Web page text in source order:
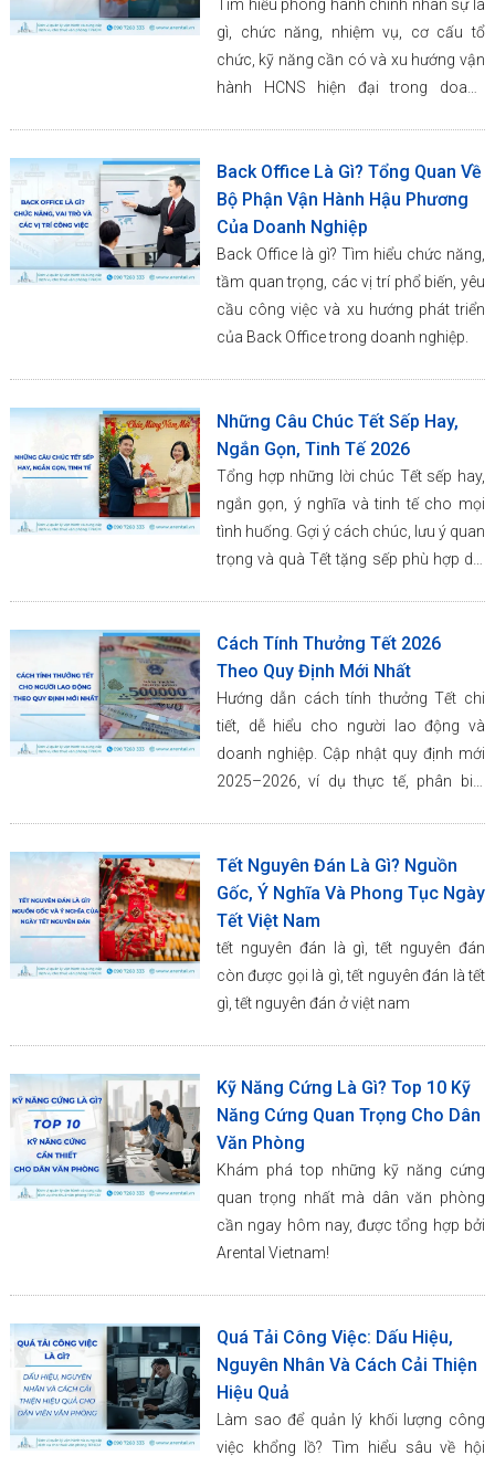
Tìm hiểu phòng hành chính nhân sự là
gì, chức năng, nhiệm vụ, cơ cấu tổ
chức, kỹ năng cần có và xu hướng vận
hành HCNS hiện đại trong doanh
Back Office Là Gì? Tổng Quan Về
Bộ Phận Vận Hành Hậu Phương
Của Doanh Nghiệp
Back Office là gì? Tìm hiểu chức năng,
tầm quan trọng, các vị trí phổ biến, yêu
cầu công việc và xu hướng phát triển
của Back Office trong doanh nghiệp.
Những Câu Chúc Tết Sếp Hay,
Ngắn Gọn, Tinh Tế 2026
Tổng hợp những lời chúc Tết sếp hay,
ngắn gọn, ý nghĩa và tinh tế cho mọi
tình huống. Gợi ý cách chúc, lưu ý quan
trọng và quà Tết tặng sếp phù hợp dịp
Cách Tính Thưởng Tết 2026
Theo Quy Định Mới Nhất
Hướng dẫn cách tính thưởng Tết chi
tiết, dễ hiểu cho người lao động và
doanh nghiệp. Cập nhật quy định mới
2025–2026, ví dụ thực tế, phân biệt
Tết Nguyên Đán Là Gì? Nguồn
Gốc, Ý Nghĩa Và Phong Tục Ngày
Tết Việt Nam
tết nguyên đán là gì, tết nguyên đán
còn được gọi là gì, tết nguyên đán là tết
gì, tết nguyên đán ở việt nam
Kỹ Năng Cứng Là Gì? Top 10 Kỹ
Năng Cứng Quan Trọng Cho Dân
Văn Phòng
Khám phá top những kỹ năng cứng
quan trọng nhất mà dân văn phòng
cần ngay hôm nay, được tổng hợp bởi
Arental Vietnam!
Quá Tải Công Việc: Dấu Hiệu,
Nguyên Nhân Và Cách Cải Thiện
Hiệu Quả
Làm sao để quản lý khối lượng công
việc khổng lồ? Tìm hiểu sâu về hội